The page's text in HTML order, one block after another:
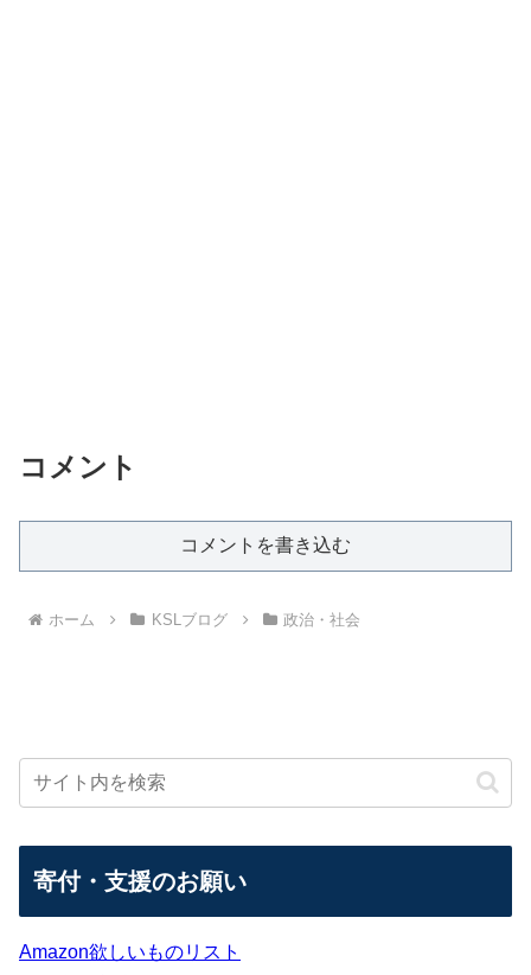
コメント
コメントを書き込む
ホーム KSLブログ 政治・社会
寄付・支援のお願い
Amazon欲しいものリスト